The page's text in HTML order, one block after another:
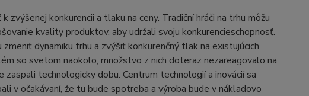
konkurencii a tlaku na ceny. Tradiční hráči na trhu môžu
kvality produktov, aby udržali svoju konkurencieschopnosť.
dynamiku trhu a zvýšiť konkurenčný tlak na existujúcich
so svetom naokolo, množstvo z nich doteraz nezareagovalo na
technologicky dobu. Centrum technologií a inovácií sa
v očakávaní, že tu bude spotreba a výroba bude v nákladovo